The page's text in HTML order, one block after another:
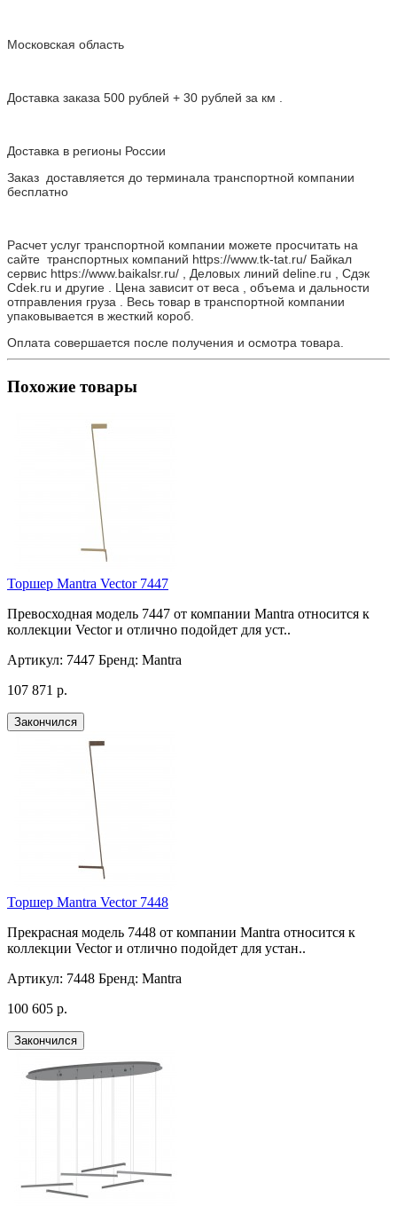
Московская область
Доставка заказа 500 рублей + 30 рублей за км .
Доставка в регионы России
Заказ доставляется до терминала транспортной компании
бесплатно
Расчет услуг транспортной компании можете просчитать на
сайте транспортных компаний https://www.tk-tat.ru/ Байкал
сервис https://www.baikalsr.ru/ , Деловых линий deline.ru , Сдэк
Cdek.ru и другие . Цена зависит от веса , объема и дальности
отправления груза . Весь товар в транспортной компании
упаковывается в жесткий короб.
Оплата совершается после получения и осмотра товара.
Похожие товары
Торшер Mantra Vector 7447
Превосходная модель 7447 от компании Mantra относится к
коллекции Vector и отлично подойдет для уст..
Артикул: 7447 Бренд: Mantra
107 871 р.
Закончился
Торшер Mantra Vector 7448
Прекрасная модель 7448 от компании Mantra относится к
коллекции Vector и отлично подойдет для устан..
Артикул: 7448 Бренд: Mantra
100 605 р.
Закончился